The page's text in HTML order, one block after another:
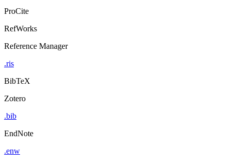
ProCite
RefWorks
Reference Manager
.ris
BibTeX
Zotero
.bib
EndNote
.enw